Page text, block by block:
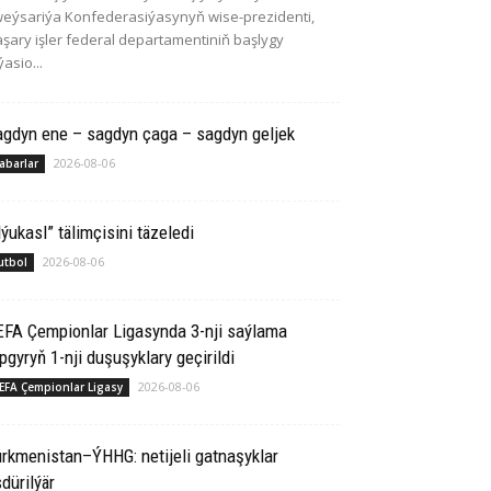
Konfederasiýasynyň wise-prezidenti,
işler federal departamentiniň başlygy
ene – sagdyn çaga – sagdyn geljek
2026-08-06
tälimçisini täzeledi
2026-08-06
Çempionlar Ligasynda 3-nji saýlama
1-nji duşuşyklary geçirildi
Çempionlar Ligasy 2026-08-06
netijeli gatnaşyklar